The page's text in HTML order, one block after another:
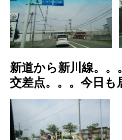
新道から新川線。
交差点。。。今日